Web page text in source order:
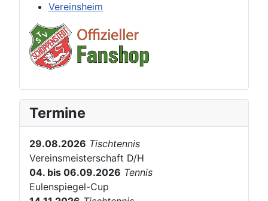
Vereinsheim
Termine
29.08.2026 Tischtennis
Vereinsmeisterschaft D/H
04. bis 06.09.2026 Tennis
Eulenspiegel-Cup